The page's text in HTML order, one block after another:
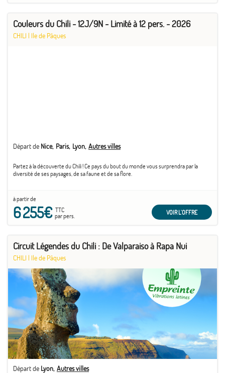
Couleurs du Chili - 12J/9N - Limité à 12 pers. - 2026
CHILI | Ile de Pâques
Départ de Nice Paris Lyon Autres villes
Partez à la découverte du Chili ! Ce pays du bout du monde vous surprendra par la
diversité de ses paysages, de sa faune et de sa flore.
à partir de
6 255€TTC
par pers.
VOIR L'OFFRE
Circuit Légendes du Chili : De Valparaiso à Rapa Nui
CHILI | Ile de Pâques
Départ de Lyon Autres villes